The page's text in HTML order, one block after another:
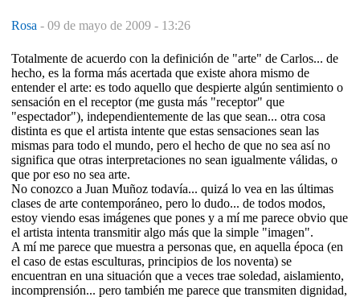
Rosa - 09 de mayo de 2009 - 13:26
Totalmente de acuerdo con la definición de "arte" de Carlos... de
hecho, es la forma más acertada que existe ahora mismo de
entender el arte: es todo aquello que despierte algún sentimiento o
sensación en el receptor (me gusta más "receptor" que
"espectador"), independientemente de las que sean... otra cosa
distinta es que el artista intente que estas sensaciones sean las
mismas para todo el mundo, pero el hecho de que no sea así no
significa que otras interpretaciones no sean igualmente válidas, o
que por eso no sea arte.
No conozco a Juan Muñoz todavía... quizá lo vea en las últimas
clases de arte contemporáneo, pero lo dudo... de todos modos,
estoy viendo esas imágenes que pones y a mí me parece obvio que
el artista intenta transmitir algo más que la simple "imagen".
A mí me parece que muestra a personas que, en aquella época (en
el caso de estas esculturas, principios de los noventa) se
encuentran en una situación que a veces trae soledad, aislamiento,
incomprensión... pero también me parece que transmiten dignidad,